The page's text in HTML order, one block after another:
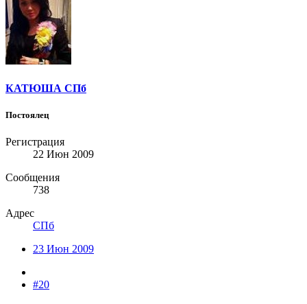
КАТЮША СПб
Постоялец
Регистрация
22 Июн 2009
Сообщения
738
Адрес
СПб
23 Июн 2009
#20